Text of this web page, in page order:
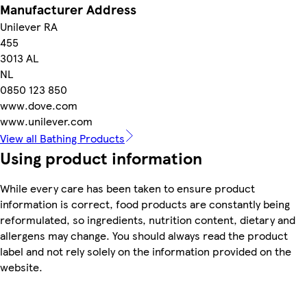
Manufacturer Address
Unilever RA
455
3013 AL
NL
0850 123 850
www.dove.com
www.unilever.com
View all Bathing Products
Using product information
While every care has been taken to ensure product
information is correct, food products are constantly being
reformulated, so ingredients, nutrition content, dietary and
allergens may change. You should always read the product
label and not rely solely on the information provided on the
website.